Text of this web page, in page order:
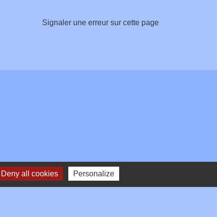
Signaler une erreur sur cette page
all cookies Personalize